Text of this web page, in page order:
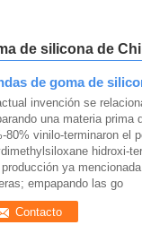
de silicona de
de goma de
invención se
una materia
80% vinilo-terminaron el
hidroxi-
ya
empapando las go
Contacto